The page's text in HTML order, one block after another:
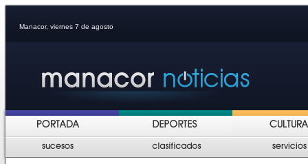
Manacor, viernes 7 de agosto